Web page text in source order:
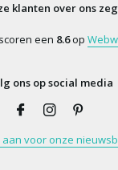
klanten over ons
een 8.6op
ons op social media
aan voor onze